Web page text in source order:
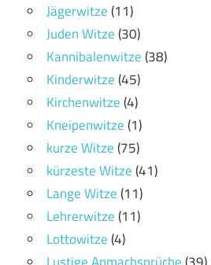
Jägerwitze(11)
Juden Witze(30)
Kannibalenwitze(38)
Kinderwitze(45)
Kirchenwitze(4)
Kneipenwitze(1)
kurze Witze(75)
kürzeste Witze(41)
Lange Witze(11)
Lehrerwitze(11)
Lottowitze(4)